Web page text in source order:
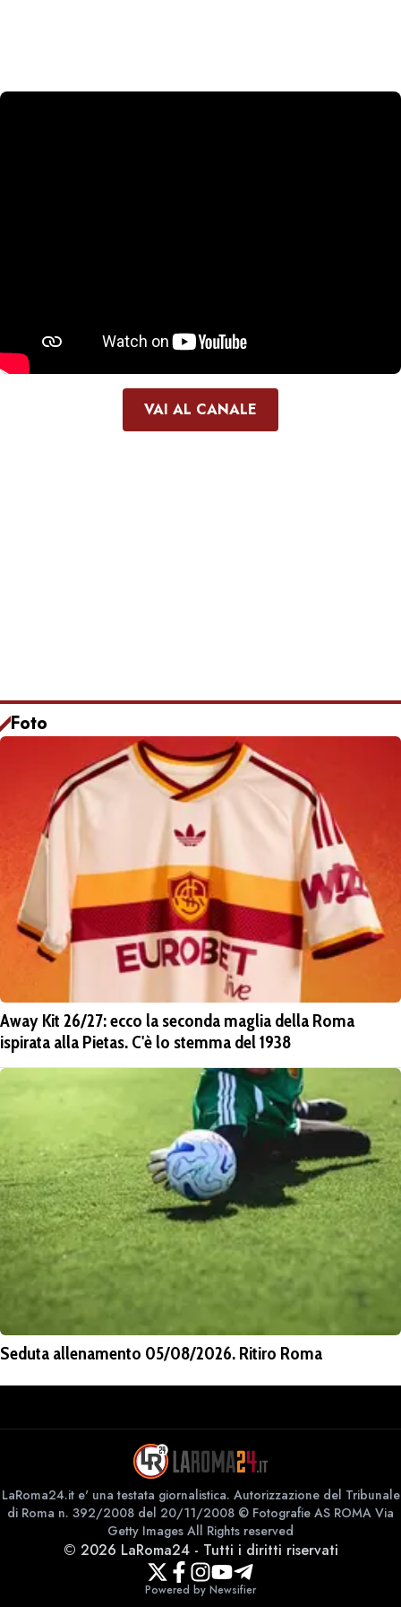
VAI AL CANALE
Foto
Away Kit 26/27: ecco la seconda maglia della Roma
ispirata alla Pietas. C'è lo stemma del 1938
Seduta allenamento 05/08/2026. Ritiro Roma
LaRoma24.it e' una testata giornalistica. Autorizzazione del Tribunale
di Roma n. 392/2008 del 20/11/2008 © Fotografie AS ROMA Via
Getty Images All Rights reserved
© 2026 LaRoma24- Tutti i diritti riservati
Powered by Newsifier